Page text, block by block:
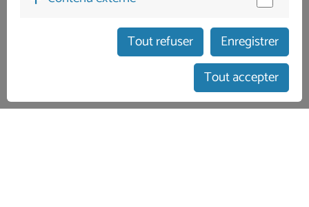
afficher le calendrier
Tout refuser
Enregistrer
Tout accepter